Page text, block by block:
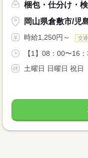
梱包・仕分け・
岡山県倉敷市/児
時給1,250円～ 交
【1】08：00〜16
土曜日 日曜日 祝日